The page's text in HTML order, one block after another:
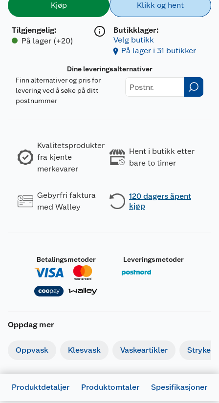
Kjøp
Tilgjengelig:
På lager (+20)
Klikk og hent
Butikklager:
Velg butikk
På lager i 31 butikker
Dine leveringsalternativer
Finn alternativer og pris for
levering ved å søke på ditt
postnummer
Kvalitetsprodukter
fra kjente
merkevarer
Hent i butikk etter
bare to timer
Gebyrfri faktura
med Walley
120 dagers åpent
kjøp
Betalingsmetoder Leveringsmetoder
Oppdag mer
Oppvask Klesvask Vaskeartikler
Produktdetaljer Produktomtaler Spesifikasjoner